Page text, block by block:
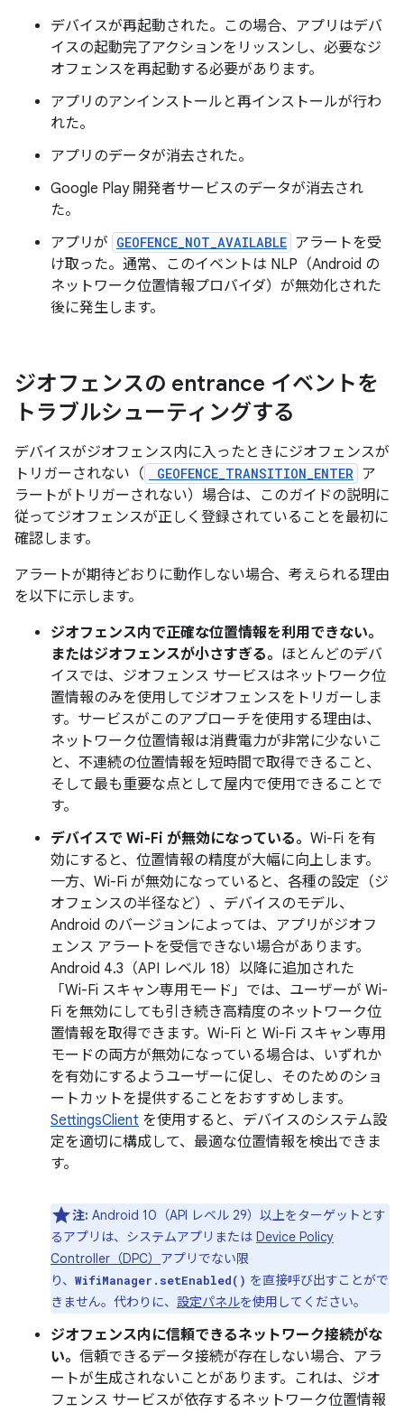
デバイスが再起動された。この場合、アプリはデバ
イスの起動完了アクションをリッスンし、必要なジ
オフェンスを再起動する必要があります。
アプリのアンインストールと再インストールが行わ
れた。
アプリのデータが消去された。
Google Play 開発者サービスのデータが消去され
た。
アプリが GEOFENCE_NOT_AVAILABLE アラートを受
け取った。通常、このイベントは NLP（Android の
ネットワーク位置情報プロバイダ）が無効化された
後に発生します。
ジオフェンスの entrance イベントを
トラブルシューティングする
デバイスがジオフェンス内に入ったときにジオフェンスが
トリガーされない（
GEOFENCE_TRANSITION_ENTER ア
ラートがトリガーされない）場合は、このガイドの説明に
従ってジオフェンスが正しく登録されていることを最初に
確認します。
アラートが期待どおりに動作しない場合、考えられる理由
を以下に示します。
ジオフェンス内で正確な位置情報を利用できない。
またはジオフェンスが小さすぎる。 ほとんどのデバ
イスでは、ジオフェンス サービスはネットワーク位
置情報のみを使用してジオフェンスをトリガーしま
す。サービスがこのアプローチを使用する理由は、
ネットワーク位置情報は消費電力が非常に少ないこ
と、不連続の位置情報を短時間で取得できること、
そして最も重要な点として屋内で使用できることで
す。
デバイスで Wi-Fi が無効になっている。 Wi-Fi を有
効にすると、位置情報の精度が大幅に向上します。
一方、Wi-Fi が無効になっていると、各種の設定（ジ
オフェンスの半径など）、デバイスのモデル、
Android のバージョンによっては、アプリがジオフ
ェンス アラートを受信できない場合があります。
Android 4.3（API レベル 18）以降に追加された
「Wi-Fi スキャン専用モード」では、ユーザーが Wi-
Fi を無効にしても引き続き高精度のネットワーク位
置情報を取得できます。Wi-Fi と Wi-Fi スキャン専用
モードの両方が無効になっている場合は、いずれか
を有効にするようユーザーに促し、そのためのショ
ートカットを提供することをおすすめします。
SettingsClient を使用すると、デバイスのシステム設
定を適切に構成して、最適な位置情報を検出できま
す。
注: Android 10（API レベル 29）以上をターゲットとす
るアプリは、システムアプリまたは Device Policy
Controller（DPC） アプリでない限
り、 WifiManager.setEnabled() を直接呼び出すことがで
きません。代わりに、 設定パネルを使用してください。
ジオフェンス内に信頼できるネットワーク接続がな
い。 信頼できるデータ接続が存在しない場合、アラ
ートが生成されないことがあります。これは、ジオ
フェンス サービスが依存するネットワーク位置情報